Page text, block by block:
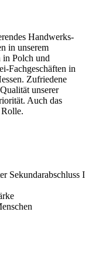
Handwerks-
in unserem
in Polch und
Fachgeschäften in
Zufriedene
unserer
Auch das
Sekundarabschluss I